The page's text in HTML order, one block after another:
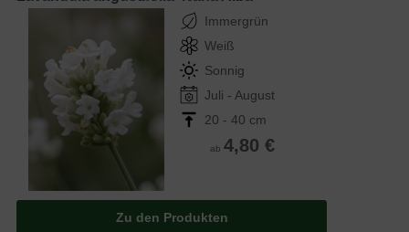
Immergrün
Weiß
Sonnig
Juli - August
20 - 40 cm
ab 4,80 €
Zu den Produkten